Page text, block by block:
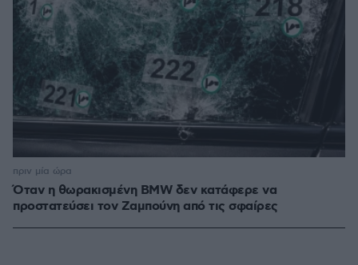
Όταν η θωρακισμένη BMW δεν κατάφερε να
προστατεύσει τον Ζαμπούνη από τις σφαίρες
πριν μία ώρα